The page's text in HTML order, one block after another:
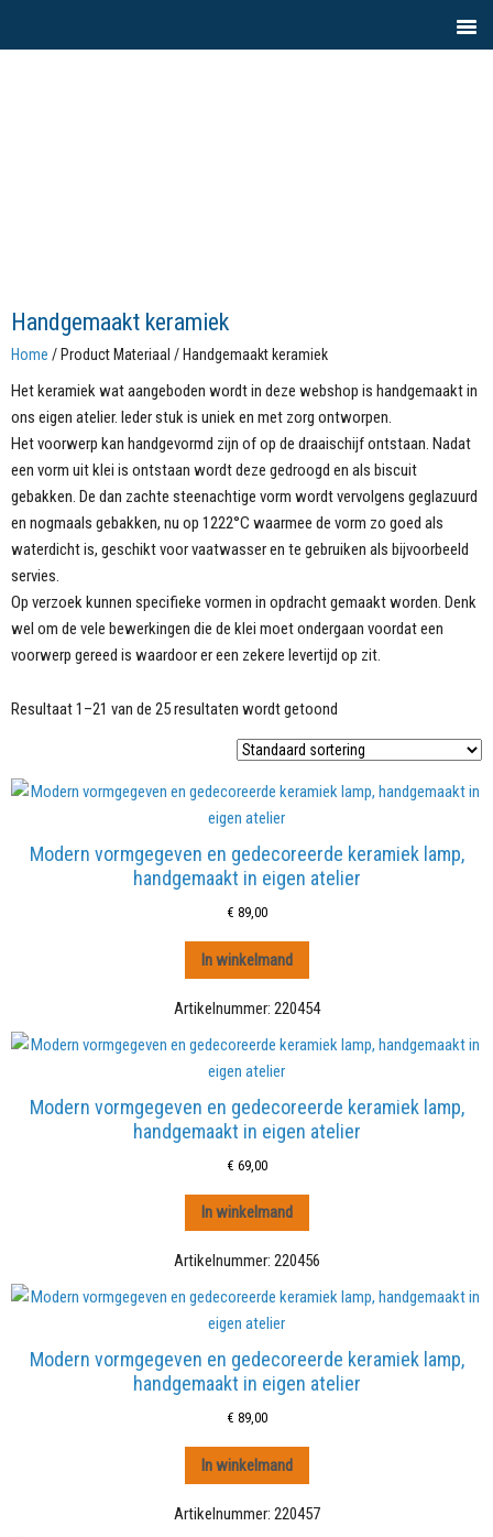
Handgemaakt keramiek
Home / Product Materiaal / Handgemaakt keramiek
Het keramiek wat aangeboden wordt in deze webshop is handgemaakt in
ons eigen atelier. Ieder stuk is uniek en met zorg ontworpen.
Het voorwerp kan handgevormd zijn of op de draaischijf ontstaan. Nadat
een vorm uit klei is ontstaan wordt deze gedroogd en als biscuit
gebakken. De dan zachte steenachtige vorm wordt vervolgens geglazuurd
en nogmaals gebakken, nu op 1222°C waarmee de vorm zo goed als
waterdicht is, geschikt voor vaatwasser en te gebruiken als bijvoorbeeld
servies.
Op verzoek kunnen specifieke vormen in opdracht gemaakt worden. Denk
wel om de vele bewerkingen die de klei moet ondergaan voordat een
voorwerp gereed is waardoor er een zekere levertijd op zit.
Resultaat 1–21 van de 25 resultaten wordt getoond
Modern vormgegeven en gedecoreerde keramiek lamp,
handgemaakt in eigen atelier
€ 89,00
In winkelmand
Artikelnummer: 220454
Modern vormgegeven en gedecoreerde keramiek lamp,
handgemaakt in eigen atelier
€ 69,00
In winkelmand
Artikelnummer: 220456
Modern vormgegeven en gedecoreerde keramiek lamp,
handgemaakt in eigen atelier
€ 89,00
In winkelmand
Artikelnummer: 220457